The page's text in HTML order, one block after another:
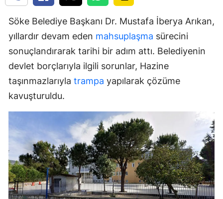
Söke Belediye Başkanı Dr. Mustafa İberya Arıkan,
yıllardır devam eden mahsuplaşma sürecini
sonuçlandırarak tarihi bir adım attı. Belediyenin
devlet borçlarıyla ilgili sorunlar, Hazine
taşınmazlarıyla trampa yapılarak çözüme
kavuşturuldu.